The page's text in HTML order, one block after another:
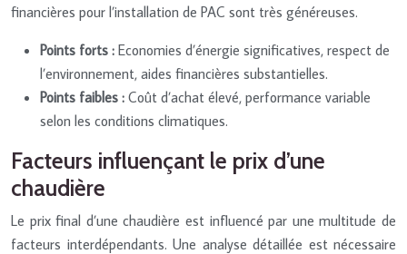
financières pour l’installation de PAC sont très généreuses.
Points forts : Economies d’énergie significatives, respect de
l’environnement, aides financières substantielles.
Points faibles : Coût d’achat élevé, performance variable
selon les conditions climatiques.
Facteurs influençant le prix d’une
chaudière
Le prix final d’une chaudière est influencé par une multitude de
facteurs interdépendants. Une analyse détaillée est nécessaire